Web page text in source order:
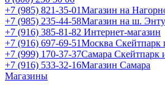
+7 (985) 821-35-01Магазин на
+7 (985) 235-44-58Магазин на ш.
+7 (916) 385-81-82 Интернет-магазин
+7 (916) 697-69-51Москва Скейтпарк
+7 (999) 170-37-37Самара Скейтпарк
+7 (916) 533-32-16Магазин Самара
Магазины